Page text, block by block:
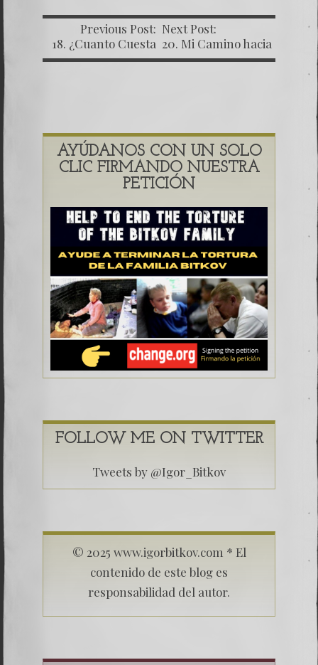
Previous Post:
18. ¿Cuanto Cuesta
Mi Libertad?
Next Post:
20. Mi Camino hacia
Dios
AYÚDANOS CON UN SOLO
CLIC FIRMANDO NUESTRA
PETICIÓN
FOLLOW ME ON TWITTER
Tweets by @Igor_Bitkov
© 2025 www.igorbitkov.com * El
contenido de este blog es
responsabilidad del autor.